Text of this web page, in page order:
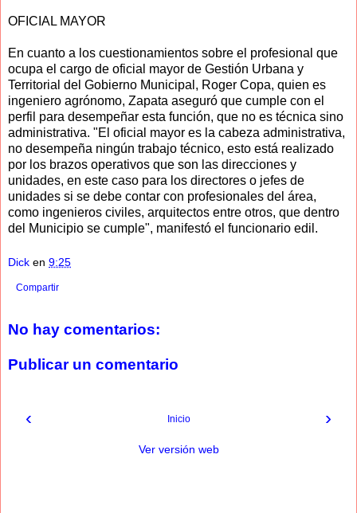
OFICIAL MAYOR
En cuanto a los cuestionamientos sobre el profesional que
ocupa el cargo de oficial mayor de Gestión Urbana y
Territorial del Gobierno Municipal, Roger Copa, quien es
ingeniero agrónomo, Zapata aseguró que cumple con el
perfil para desempeñar esta función, que no es técnica sino
administrativa. "El oficial mayor es la cabeza administrativa,
no desempeña ningún trabajo técnico, esto está realizado
por los brazos operativos que son las direcciones y
unidades, en este caso para los directores o jefes de
unidades si se debe contar con profesionales del área,
como ingenieros civiles, arquitectos entre otros, que dentro
del Municipio se cumple", manifestó el funcionario edil.
Dick en 9:25
Compartir
No hay comentarios:
Publicar un comentario
‹ ›
Inicio
Ver versión web